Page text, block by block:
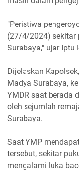
"Peristiwa
(27/4/2024) sekitar
Surabaya," ujar Iptu
Dijelaskan
Madya Surabaya,
YMDR saat berada
oleh sejumlah
Surabaya.
Saat YMP
tersebut, sekitar
mengalami luka